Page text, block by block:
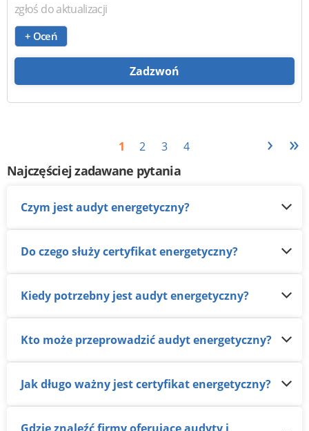
zgłoś do aktualizacji
+ Oceń
Zadzwoń
1 2 3 4 › »
Najczęściej zadawane pytania
Czym jest audyt energetyczny?
Do czego służy certyfikat energetyczny?
Kiedy potrzebny jest audyt energetyczny?
Kto może przeprowadzić audyt energetyczny?
Jak długo ważny jest certyfikat energetyczny?